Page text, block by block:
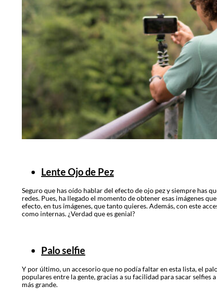
Lente Ojo de Pez
Seguro que has oído hablar del efecto de ojo pez y siempre has
redes. Pues, ha llegado el momento de obtener esas imágenes
efecto, en tus imágenes, que tanto quieres. Además, con este
como internas. ¿Verdad que es genial?
Palo selfie
Y por último, un accesorio que no podía faltar en esta lista, el
populares entre la gente, gracias a su facilidad para sacar
más grande.